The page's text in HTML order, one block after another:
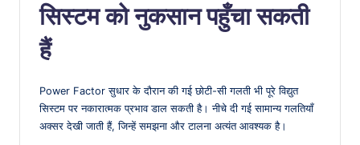
सिस्टम को नुकसान पहुँचा सकती
हैं
Power Factor सुधार के दौरान की गई छोटी-सी गलती भी पूरे विद्युत
सिस्टम पर नकारात्मक प्रभाव डाल सकती है। नीचे दी गई सामान्य गलतियाँ
अक्सर देखी जाती हैं, जिन्हें समझना और टालना अत्यंत आवश्यक है।